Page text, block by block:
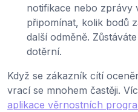
notifikace nebo zprávy
připomínat, kolik bodů
další odměně.
dotěrní.
Když se zákazník cítí
vrací se mnohem častěji.
aplikace věrnostních